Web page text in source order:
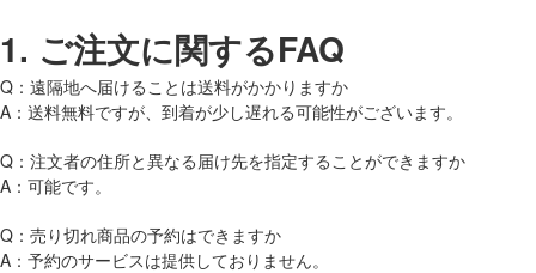
1. ご注文に関するFAQ
Q：遠隔地へ届けることは送料がかかりますか
A：送料無料ですが、到着が少し遅れる可能性がございます。
Q：注文者の住所と異なる届け先を指定することができますか
A：可能です。
Q：売り切れ商品の予約はできますか
A：予約のサービスは提供しておりません。